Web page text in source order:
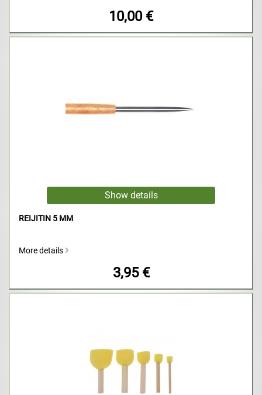
10,00 €
REIJITIN 5 MM
More details
3,95 €